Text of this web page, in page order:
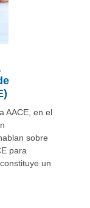
AACE, en el
sobre
para
un